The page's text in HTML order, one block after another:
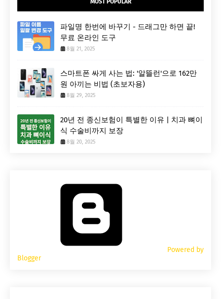
MOST POPULAR
파일명 한번에 바꾸기 - 드래그만 하면 끝!
무료 온라인 도구
8월 21, 2025
스마트폰 싸게 사는 법: '알뜰런'으로 162만
원 아끼는 비법 (초보자용)
8월 29, 2025
20년 전 종신보험이 특별한 이유 | 치과 뼈이
식 수술비까지 보장
8월 20, 2025
Powered by
Blogger